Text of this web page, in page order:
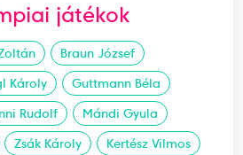
játékok
Braun József
Károly
Guttmann Béla
Rudolf
Mándi Gyula
Zsák Károly
Kertész Vilmos